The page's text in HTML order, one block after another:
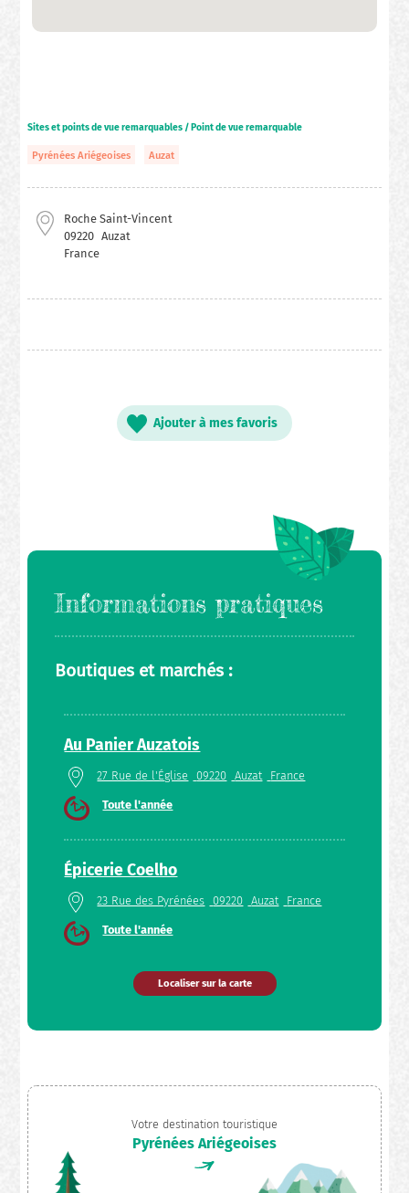
Sites et points de vue remarquables / Point de vue remarquable
Pyrénées Ariégeoises Auzat
Roche Saint-Vincent
09220 Auzat
France
Ajouter à mes favoris
Informations pratiques
Boutiques et marchés :
Au Panier Auzatois
27 Rue de l'Église 09220 Auzat France
Toute l'année
Épicerie Coelho
23 Rue des Pyrénées 09220 Auzat France
Toute l'année
Localiser sur la carte
Votre destination touristique
Pyrénées Ariégeoises